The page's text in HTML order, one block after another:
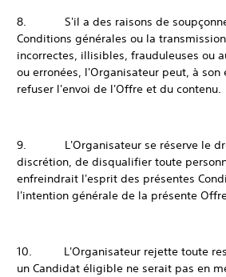
8. S'il a des raisons de
Conditions générales ou la
incorrectes, illisibles, frauduleuses ou
ou erronées, l'Organisateur peut, à son
refuser l'envoi de l'Offre et du contenu.
9. L'Organisateur se réserve le
discrétion, de disqualifier toute
enfreindrait l'esprit des présentes
l'intention générale de la présente
10. L'Organisateur rejette toute
un Candidat éligible ne serait pas en